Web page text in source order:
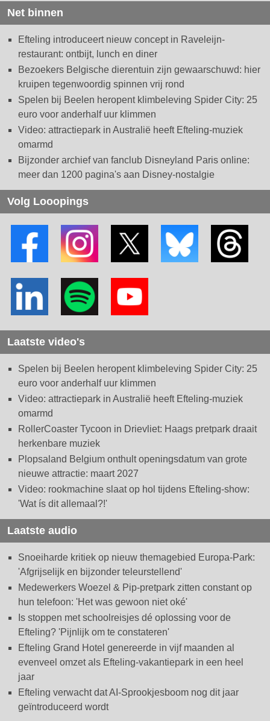
Net binnen
Efteling introduceert nieuw concept in Raveleijn-
restaurant: ontbijt, lunch en diner
Bezoekers Belgische dierentuin zijn gewaarschuwd: hier
kruipen tegenwoordig spinnen vrij rond
Spelen bij Beelen heropent klimbeleving Spider City: 25
euro voor anderhalf uur klimmen
Video: attractiepark in Australië heeft Efteling-muziek
omarmd
Bijzonder archief van fanclub Disneyland Paris online:
meer dan 1200 pagina's aan Disney-nostalgie
Volg Looopings
Laatste video's
Spelen bij Beelen heropent klimbeleving Spider City: 25
euro voor anderhalf uur klimmen
Video: attractiepark in Australië heeft Efteling-muziek
omarmd
RollerCoaster Tycoon in Drievliet: Haags pretpark draait
herkenbare muziek
Plopsaland Belgium onthult openingsdatum van grote
nieuwe attractie: maart 2027
Video: rookmachine slaat op hol tijdens Efteling-show:
'Wat ís dit allemaal?!'
Laatste audio
Snoeiharde kritiek op nieuw themagebied Europa-Park:
'Afgrijselijk en bijzonder teleurstellend'
Medewerkers Woezel & Pip-pretpark zitten constant op
hun telefoon: 'Het was gewoon niet oké'
Is stoppen met schoolreisjes dé oplossing voor de
Efteling? 'Pijnlijk om te constateren'
Efteling Grand Hotel genereerde in vijf maanden al
evenveel omzet als Efteling-vakantiepark in een heel
jaar
Efteling verwacht dat AI-Sprookjesboom nog dit jaar
geïntroduceerd wordt